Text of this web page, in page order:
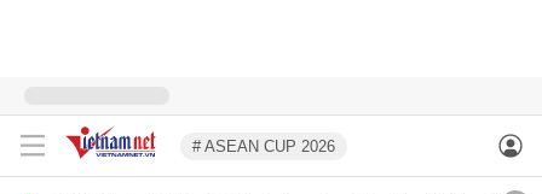
# ASEAN CUP 2026